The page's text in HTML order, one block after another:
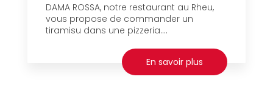
DAMA ROSSA, notre restaurant au Rheu,
vous propose de commander un
tiramisu dans une pizzeria....
En savoir plus